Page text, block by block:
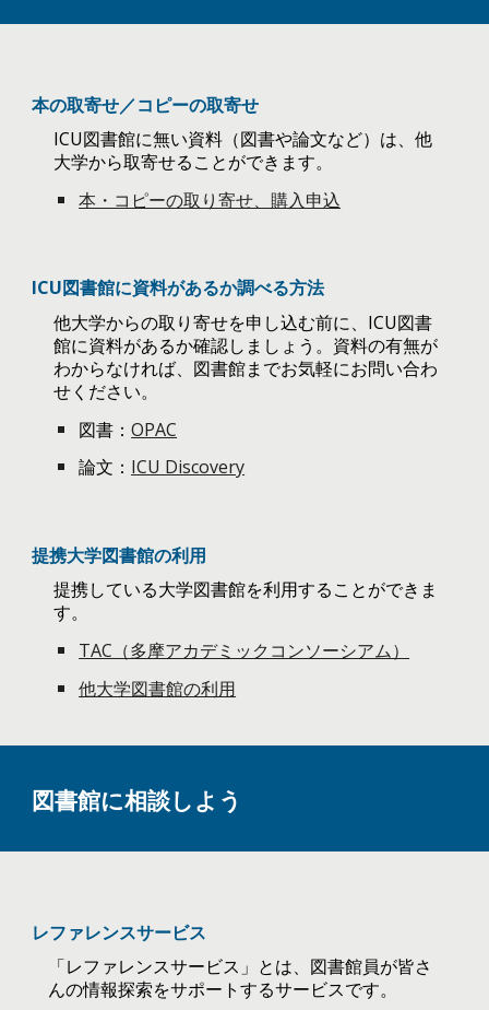
本の取寄せ／コピーの取寄せ
ICU図書館に無い資料（図書や論文など）は、他
大学から取寄せることができます。
本・コピーの取り寄せ、購入申込
ICU図書館に資料があるか調べる方法
他大学からの取り寄せを申し込む前に、ICU図書
館に資料があるか確認しましょう。資料の有無が
わからなければ、図書館までお気軽にお問い合わ
せください。
図書：OPAC
論文： ICU Discovery
提携大学図書館の利用
提携している大学図書館を利用することができま
す。
TAC（多摩アカデミックコンソーシアム）
他大学図書館の利用
図書館に相談しよう
レファレンスサービス
「レファレンスサービス」とは、図書館員が皆さ
んの情報探索をサポートするサービスです。